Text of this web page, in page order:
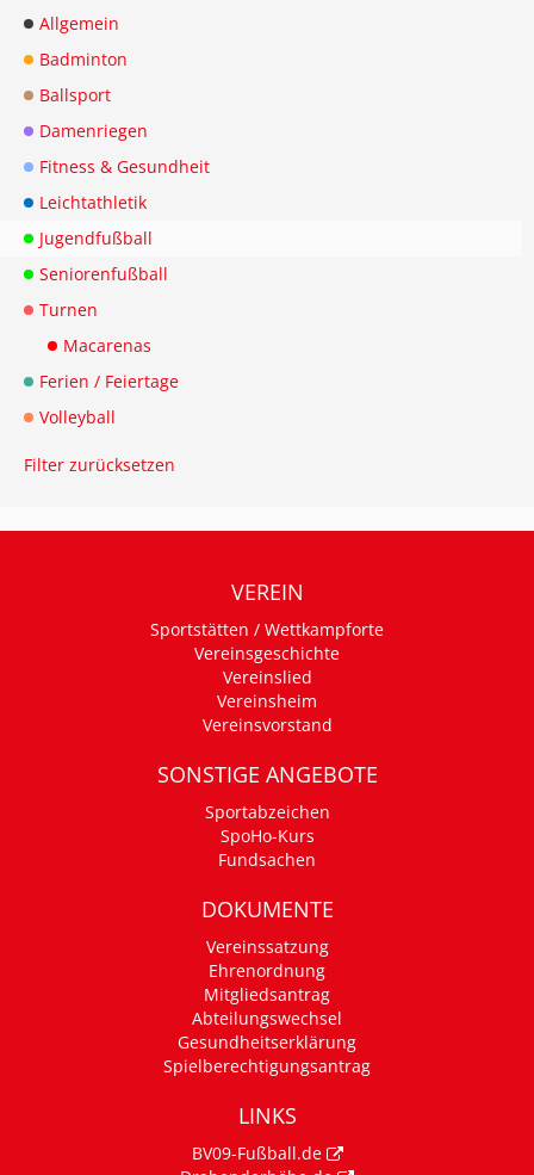
Allgemein
Badminton
Ballsport
Damenriegen
Fitness & Gesundheit
Leichtathletik
Jugendfußball
Seniorenfußball
Turnen
Macarenas
Ferien / Feiertage
Volleyball
Filter zurücksetzen
VEREIN
Sportstätten / Wettkampforte
Vereinsgeschichte
Vereinslied
Vereinsheim
Vereinsvorstand
SONSTIGE ANGEBOTE
Sportabzeichen
SpoHo-Kurs
Fundsachen
DOKUMENTE
Vereinssatzung
Ehrenordnung
Mitgliedsantrag
Abteilungswechsel
Gesundheitserklärung
Spielberechtigungsantrag
LINKS
BV09-Fußball.de